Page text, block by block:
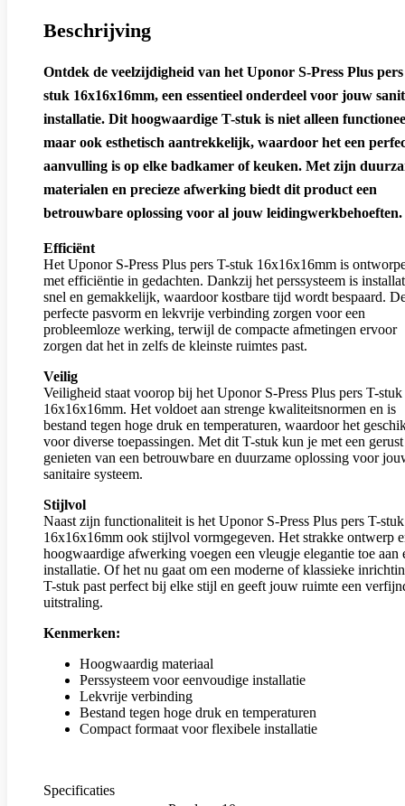
Beschrijving
Ontdek de veelzijdigheid van het Uponor S-Press Plus
stuk 16x16x16mm, een essentieel onderdeel voor jouw
installatie. Dit hoogwaardige T-stuk is niet alleen
maar ook esthetisch aantrekkelijk, waardoor het een
aanvulling is op elke badkamer of keuken. Met zijn
materialen en precieze afwerking biedt dit product een
betrouwbare oplossing voor al jouw leidingwerkbehoeften.
Efficiënt
Het Uponor S-Press Plus pers T-stuk 16x16x16mm is
met efficiëntie in gedachten. Dankzij het perssysteem is
snel en gemakkelijk, waardoor kostbare tijd wordt bespaard.
perfecte pasvorm en lekvrije verbinding zorgen voor een
probleemloze werking, terwijl de compacte afmetingen ervoor
zorgen dat het in zelfs de kleinste ruimtes past.
Veilig
Veiligheid staat voorop bij het Uponor S-Press Plus pers T-stuk
16x16x16mm. Het voldoet aan strenge kwaliteitsnormen en is
bestand tegen hoge druk en temperaturen, waardoor het
voor diverse toepassingen. Met dit T-stuk kun je met een
genieten van een betrouwbare en duurzame oplossing voor
sanitaire systeem.
Stijlvol
Naast zijn functionaliteit is het Uponor S-Press Plus pers T-stuk
16x16x16mm ook stijlvol vormgegeven. Het strakke ontwerp
hoogwaardige afwerking voegen een vleugje elegantie toe aan
installatie. Of het nu gaat om een moderne of klassieke
T-stuk past perfect bij elke stijl en geeft jouw ruimte een
uitstraling.
Kenmerken:
Hoogwaardig materiaal
Perssysteem voor eenvoudige installatie
Lekvrije verbinding
Bestand tegen hoge druk en temperaturen
Compact formaat voor flexibele installatie
Specificaties